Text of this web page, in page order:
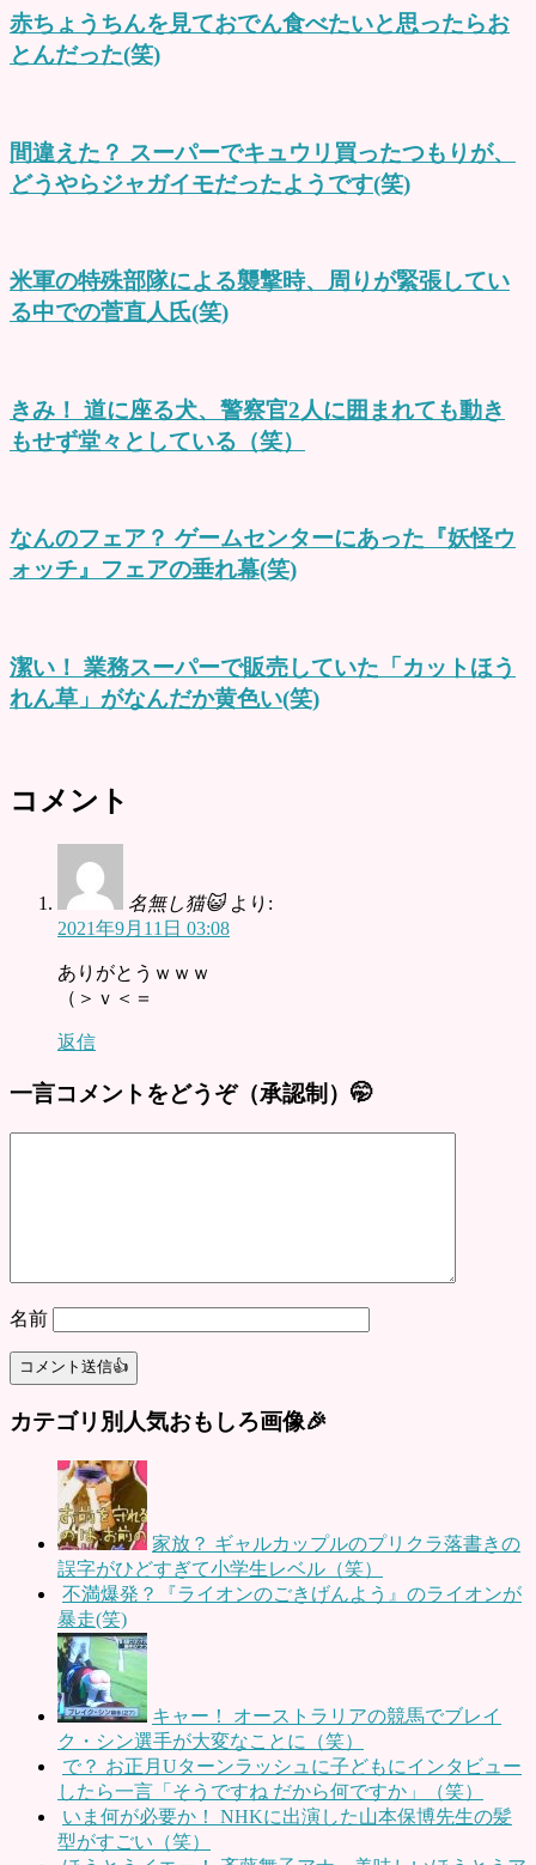
赤ちょうちんを見ておでん食べたいと思ったらお
とんだった(笑)
間違えた？ スーパーでキュウリ買ったつもりが、
どうやらジャガイモだったようです(笑)
米軍の特殊部隊による襲撃時、周りが緊張してい
る中での菅直人氏(笑)
きみ！ 道に座る犬、警察官2人に囲まれても動き
もせず堂々としている（笑）
なんのフェア？ ゲームセンターにあった『妖怪ウ
ォッチ』フェアの垂れ幕(笑)
潔い！ 業務スーパーで販売していた「カットほう
れん草」がなんだか黄色い(笑)
コメント
名無し猫😺 より:
2021年9月11日 03:08
ありがとうｗｗｗ
（＞ｖ＜＝
返信
一言コメントをどうぞ（承認制）🤭
名前
カテゴリ別人気おもしろ画像🎉
家放？ ギャルカップルのプリクラ落書きの
誤字がひどすぎて小学生レベル（笑）
不満爆発？『ライオンのごきげんよう』のライオンが
暴走(笑)
キャー！ オーストラリアの競馬でブレイ
ク・シン選手が大変なことに（笑）
で？ お正月Uターンラッシュに子どもにインタビュー
したら一言「そうですね だから何ですか」（笑）
いま何が必要か！ NHKに出演した山本保博先生の髪
型がすごい（笑）